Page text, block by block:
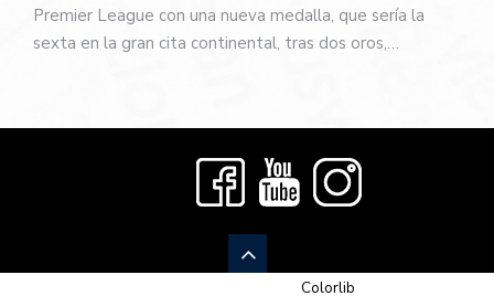
Premier League con una nueva medalla, que sería la
sexta en la gran cita continental, tras dos oros,…
Colorlib